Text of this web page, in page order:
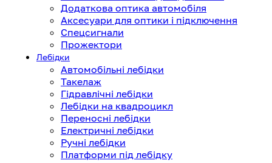
Додаткова оптика автомобіля
Аксесуари для оптики і підключення
Спецсигнали
Прожектори
Лебідки
Автомобільні лебідки
Такелаж
Гідравлічні лебідки
Лебідки на квадроцикл
Переносні лебідки
Електричні лебідки
Ручні лебідки
Платформи під лебідку